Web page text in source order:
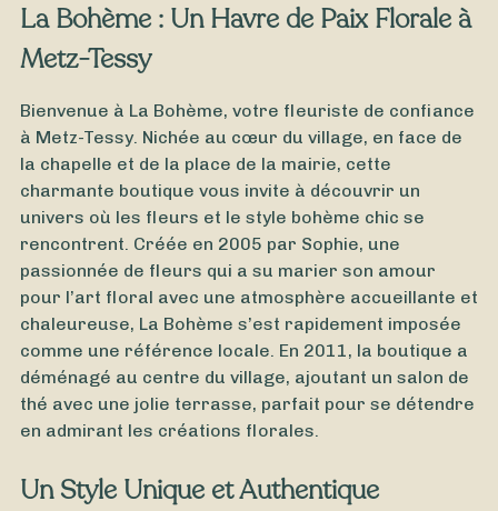
À partir de40€ -Personnaliser
Orchidée
La Bohème : Un Havre de Paix Florale à
Metz-Tessy
Bienvenue à La Bohème, votre fleuriste de confiance
à Metz-Tessy. Nichée au cœur du village, en face de
la chapelle et de la place de la mairie, cette
charmante boutique vous invite à découvrir un
univers où les fleurs et le style bohème chic se
rencontrent. Créée en 2005 par Sophie, une
passionnée de fleurs qui a su marier son amour
pour l’art floral avec une atmosphère accueillante et
chaleureuse, La Bohème s’est rapidement imposée
comme une référence locale. En 2011, la boutique a
déménagé au centre du village, ajoutant un salon de
thé avec une jolie terrasse, parfait pour se détendre
en admirant les créations florales.
Un Style Unique et Authentique